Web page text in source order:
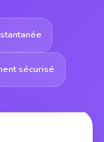
sécurisé